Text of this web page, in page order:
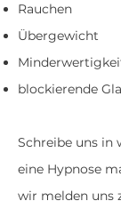
Rauchen
Übergewicht
blockierende
Schreibe uns in
eine Hypnose
wir melden uns